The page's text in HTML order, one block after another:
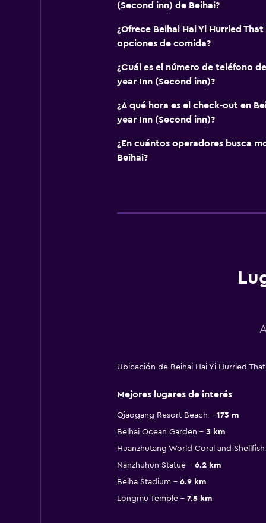
(Second inn) de Beihai?
¿Ofrece Beihai Hai Yi Hurried
opciones de comida?
¿Cuál es el número de teléfono
year Inn (Second inn)?
¿A qué hora es el check-out en
year Inn (Second inn)?
¿En cuántos operadores busca
Beihai?
Ubicación de Beihai Hai Yi Hurried
Mejores lugares de interés
Qiaogang Resort Beach 173 m
Beihai Ocean Garden
3 km
Huanzhutang World Coral and
Nanzhuhun Statue
6.2 km
Beiha Stadium
6.9 km
Longmu Temple
7.5 km